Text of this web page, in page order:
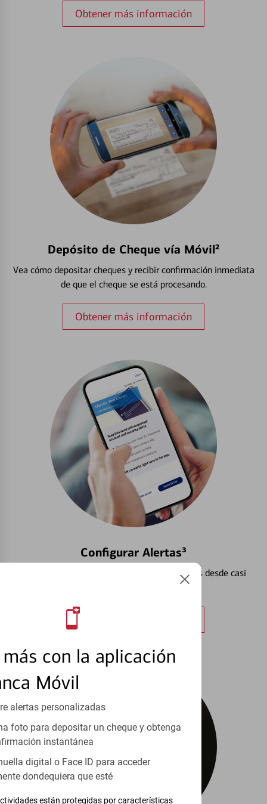
con la aplicación
Móvil
alertas personalizadas
foto para depositar un cheque y obtenga
instantánea
digital o Face ID para acceder
dondequiera que esté
están protegidas por características
Obtener más información
Depósito de Cheque vía Móvil²
Vea cómo depositar cheques y recibir confirmación inmediata
de que el cheque se está procesando.
Obtener más información
Configurar Alertas³
Vea cómo mantener el control de sus finanzas desde casi